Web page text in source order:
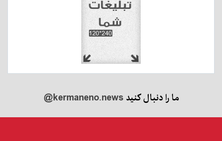
ما را دنبال کنید@kermaneno.news